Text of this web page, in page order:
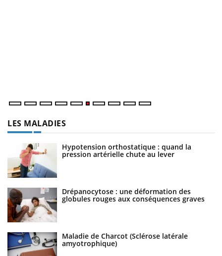
LES MALADIES
Hypotension orthostatique : quand la
pression artérielle chute au lever
Drépanocytose : une déformation des
globules rouges aux conséquences graves
Maladie de Charcot (Sclérose latérale
amyotrophique)